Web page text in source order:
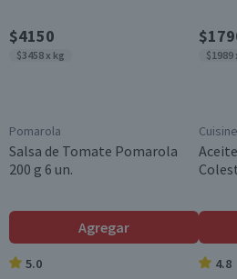
$4150
$3458 x kg
Pomarola
Salsa de Tomate Pomarola
200 g 6 un.
Agregar
5.0
$1989
4.8